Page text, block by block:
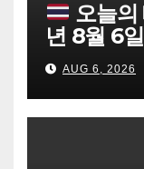
오늘
년 8월 6
AUG 6, 2026